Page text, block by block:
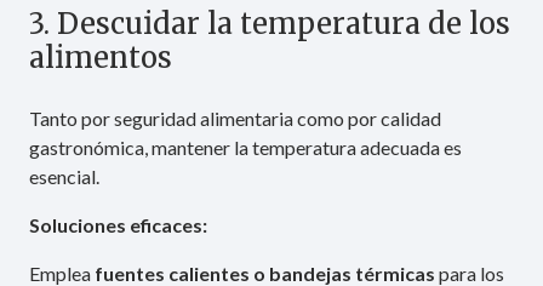
3. Descuidar la temperatura de los
alimentos
Tanto por seguridad alimentaria como por calidad
gastronómica, mantener la temperatura adecuada es
esencial.
Soluciones eficaces:
Emplea fuentes calientes o bandejas térmicas para los